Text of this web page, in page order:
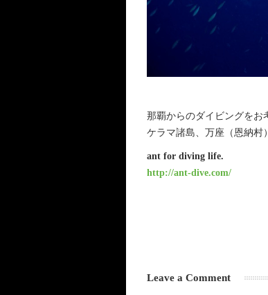
那覇からのダイビングをお
ケラマ諸島、万座（恩納村
ant for diving life.
http://ant-dive.com/
Leave a Comment